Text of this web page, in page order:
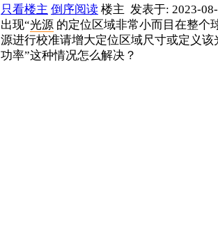
只看楼主 倒序阅读 楼主 发表于: 2023-
出现“光源 的定位区域非常小而目在整个
源进行校准请增大定位区域尺寸或定义
功率”这种情况怎么解决？